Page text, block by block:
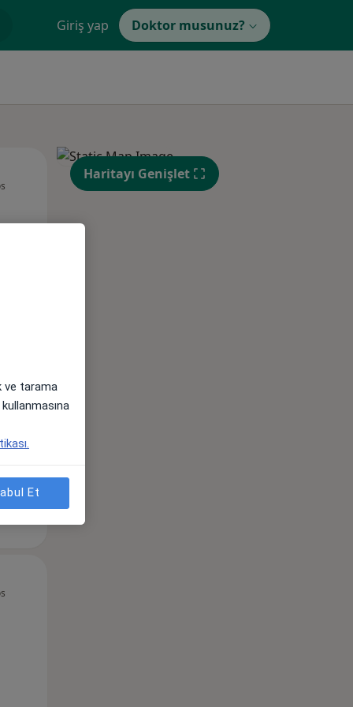
Giriş yap Doktor musunuz?
12 Ağustos
Per,
13 Ağustos
Cum,
14 Ağustos
12 Ağustos
Haritayı Genişlet
ve tarama
Et